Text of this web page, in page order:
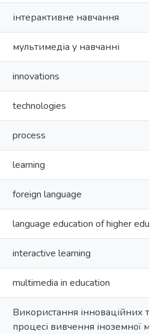
інтерактивне навчання
мультимедіа у навчанні
innovations
technologies
process
learning
foreign language
language education of higher
interactive learning
multimedia in education
Використання інноваційних
процесі вивчення іноземної